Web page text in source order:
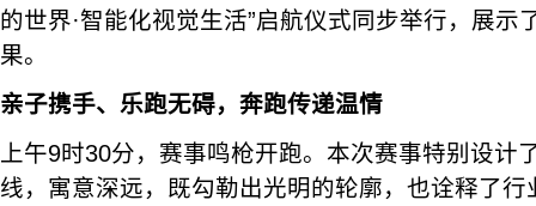
的世界·智能化视觉生活”启航仪式同步举行，展示
果。
亲子携手、乐跑无碍，奔跑传递温情
上午9时30分，赛事鸣枪开跑。本次赛事特别设计
线，寓意深远，既勾勒出光明的轮廓，也诠释了